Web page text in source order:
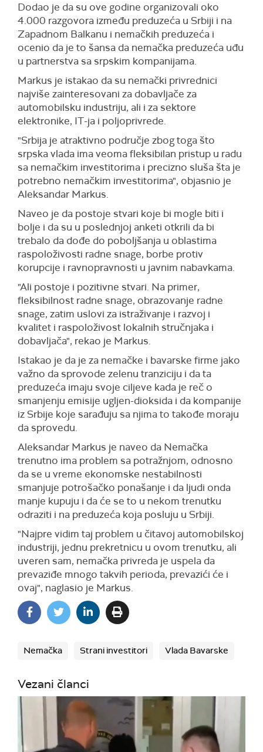
Dodao je da su ove godine organizovali oko
4.000 razgovora između preduzeća u Srbiji i na
Zapadnom Balkanu i nemačkih preduzeća i
ocenio da je to šansa da nemačka preduzeća uđu
u partnerstva sa srpskim kompanijama.
Markus je istakao da su nemački privrednici
najviše zainteresovani za dobavljače za
automobilsku industriju, ali i za sektore
elektronike, IT-ja i poljoprivrede.
"Srbija je atraktivno područje zbog toga što
srpska vlada ima veoma fleksibilan pristup u radu
sa nemačkim investitorima i precizno sluša šta je
potrebno nemačkim investitorima", objasnio je
Aleksandar Markus.
Naveo je da postoje stvari koje bi mogle biti i
bolje i da su u poslednjoj anketi otkrili da bi
trebalo da dođe do poboljšanja u oblastima
raspoloživosti radne snage, borbe protiv
korupcije i ravnopravnosti u javnim nabavkama.
"Ali postoje i pozitivne stvari. Na primer,
fleksibilnost radne snage, obrazovanje radne
snage, zatim uslovi za istraživanje i razvoj i
kvalitet i raspoloživost lokalnih stručnjaka i
dobavljača", rekao je Markus.
Istakao je da je za nemačke i bavarske firme jako
važno da sprovode zelenu tranziciju i da ta
preduzeća imaju svoje ciljeve kada je reč o
smanjenju emisije ugljen-dioksida i da kompanije
iz Srbije koje sarađuju sa njima to takođe moraju
da sprovedu.
Aleksandar Markus je naveo da Nemačka
trenutno ima problem sa potražnjom, odnosno
da se u vreme ekonomske nestabilnosti
smanjuje potrošačko ponašanje i da ljudi onda
manje kupuju i da će se to u nekom trenutku
odraziti i na preduzeća koja posluju u Srbiji.
"Najpre vidim taj problem u čitavoj automobilskoj
industriji, jednu prekretnicu u ovom trenutku, ali
uveren sam, nemačka privreda je uspela da
prevaziđe mnogo takvih perioda, prevazići će i
ovaj", naglasio je Markus.
Nemačka Strani investitori Vlada Bavarske
Vezani članci